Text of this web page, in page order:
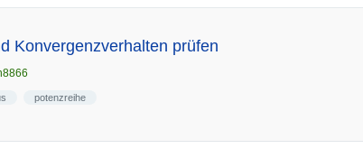
Konvergenzverhalten prüfen
potenzreihe